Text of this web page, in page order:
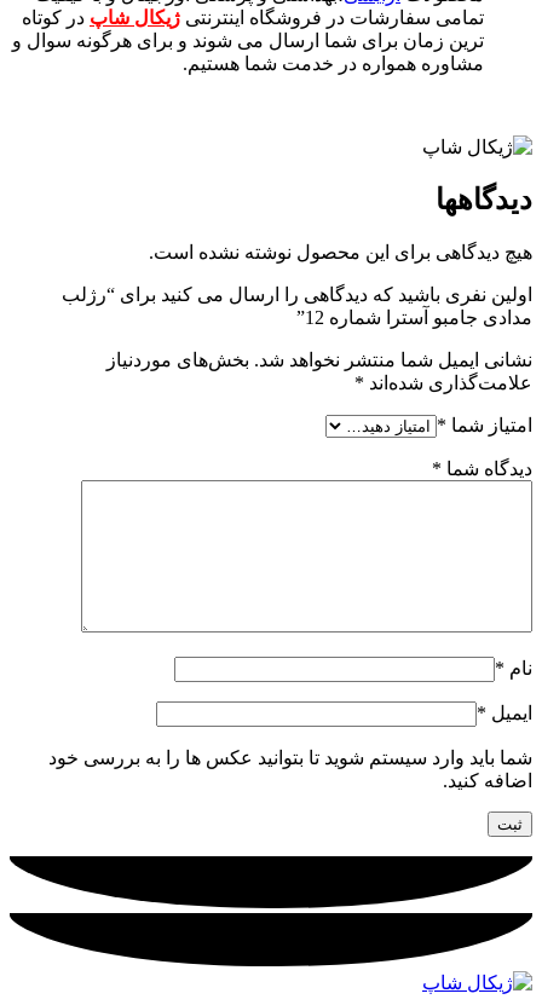
تمامی سفارشات در فروشگاه اینترنتی ژیکال شاپ در کوتاه
ترین زمان برای شما ارسال می شوند و برای هرگونه سوال و
مشاوره همواره در خدمت شما هستیم.
دیدگاهها
هیچ دیدگاهی برای این محصول نوشته نشده است.
اولین نفری باشید که دیدگاهی را ارسال می کنید برای “رژلب
مدادی جامبو آسترا شماره 12”
نشانی ایمیل شما منتشر نخواهد شد. بخش‌های موردنیاز
علامت‌گذاری شده‌اند *
امتیاز شما *
دیدگاه شما *
نام *
ایمیل *
شما باید وارد سیستم شوید تا بتوانید عکس ها را به بررسی خود
اضافه کنید.